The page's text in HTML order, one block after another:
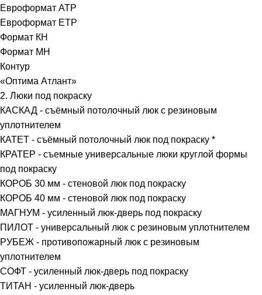
Евроформат АТР
Евроформат ЕТР
Формат КН
Формат МН
Контур
«Оптима Атлант»
2. Люки под покраску
КАСКАД - съёмный потолочный люк с резиновым
уплотнителем
КАТЕТ - съёмный потолочный люк под покраску *
КРАТЕР - съемные универсальные люки круглой формы
под покраску
КОРОБ 30 мм - стеновой люк под покраску
КОРОБ 40 мм - стеновой люк под покраску
МАГНУМ - усиленный люк-дверь под покраску
ПИЛОТ - универсальный люк с резиновым уплотнителем
РУБЕЖ - противопожарный люк с резиновым
уплотнителем
СОФТ - усиленный люк-дверь под покраску
ТИТАН - усиленный люк-дверь